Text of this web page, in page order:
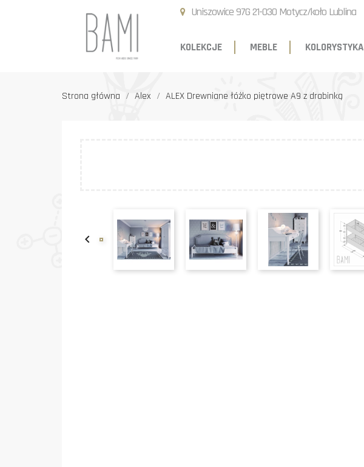
Uniszowice 97G 21-030 Motycz/koło Lublina
KOLEKCJE MEBLE KOLORYSTYKA
Strona główna Alex ALEX Drewniane łóżko piętrowe A9 z drabinką
